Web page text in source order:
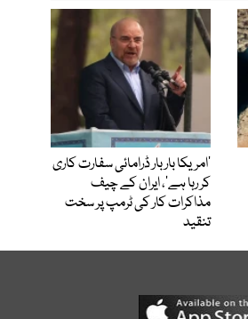
’امریکا بار بار ڈرامائی سفارت کاری
کر رہا ہے‘، ایران کے چیف
مذاکرات کار کی ٹرمپ پر سخت
تنقید